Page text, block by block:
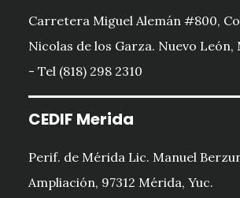
Carretera Miguel Alemán #800,
Nicolas de los Garza. Nuevo León,
- Tel (818) 298 2310
CEDIF Merida
Perif. de Mérida Lic. Manuel
Ampliación, 97312 Mérida, Yuc.